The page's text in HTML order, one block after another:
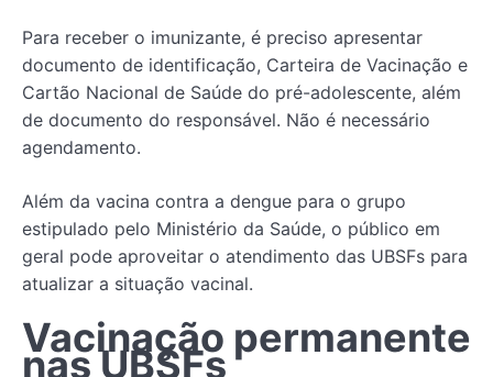
Para receber o imunizante, é preciso apresentar
documento de identificação, Carteira de Vacinação e
Cartão Nacional de Saúde do pré-adolescente, além
de documento do responsável. Não é necessário
agendamento.
Além da vacina contra a dengue para o grupo
estipulado pelo Ministério da Saúde, o público em
geral pode aproveitar o atendimento das UBSFs para
atualizar a situação vacinal.
Vacinação permanente
nas UBSFs